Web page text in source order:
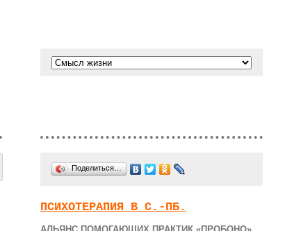
Поделиться…
ПСИХОТЕРАПИЯ В С.-ПБ.